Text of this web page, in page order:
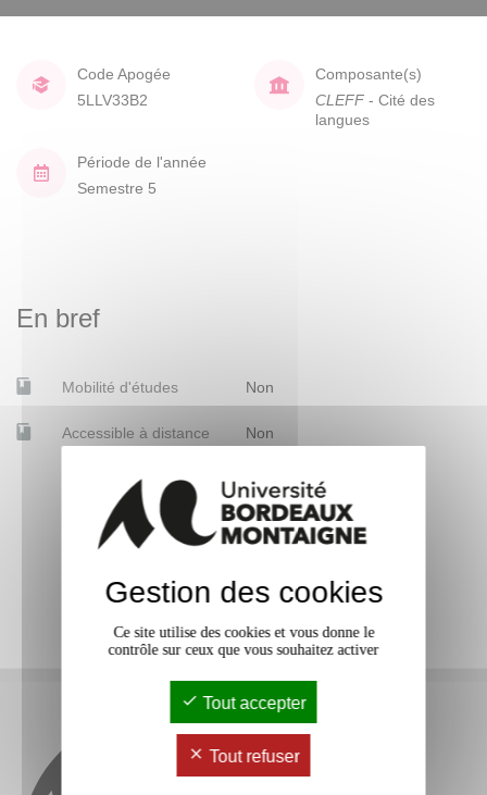
Code Apogée
5LLV33B2
Composante(s)
CLEFF - Cité des
langues
Période de l'année
Semestre 5
En bref
Mobilité d'études Non
Accessible à distance Non
Gestion des cookies
Ce site utilise des cookies et vous donne le
contrôle sur ceux que vous souhaitez activer
Tout accepter
Tout refuser